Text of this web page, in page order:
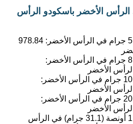
الأخضر باسكودو الرأس
978.84
الأخضر
الأخضر
الأخضر
سعر سبيكة الفضة 1 أونصة (31.1 جرام) في الرأس